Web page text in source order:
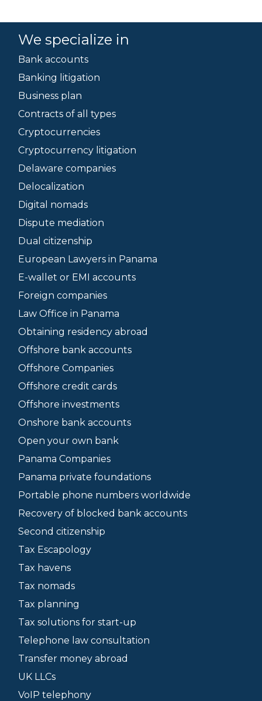
We specialize in
Bank accounts
Banking litigation
Business plan
Contracts of all types
Cryptocurrencies
Cryptocurrency litigation
Delaware companies
Delocalization
Digital nomads
Dispute mediation
Dual citizenship
European Lawyers in Panama
E-wallet or EMI accounts
Foreign companies
Law Office in Panama
Obtaining residency abroad
Offshore bank accounts
Offshore Companies
Offshore credit cards
Offshore investments
Onshore bank accounts
Open your own bank
Panama Companies
Panama private foundations
Portable phone numbers worldwide
Recovery of blocked bank accounts
Second citizenship
Tax Escapology
Tax havens
Tax nomads
Tax planning
Tax solutions for start-up
Telephone law consultation
Transfer money abroad
UK LLCs
VoIP telephony